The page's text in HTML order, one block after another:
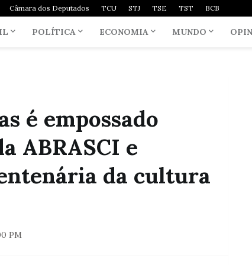
Câmara dos Deputados TCU STJ TSE TST BCB
POLÍTICA ECONOMIA MUNDO
é empossado
ABRASCI e
da cultura
PM